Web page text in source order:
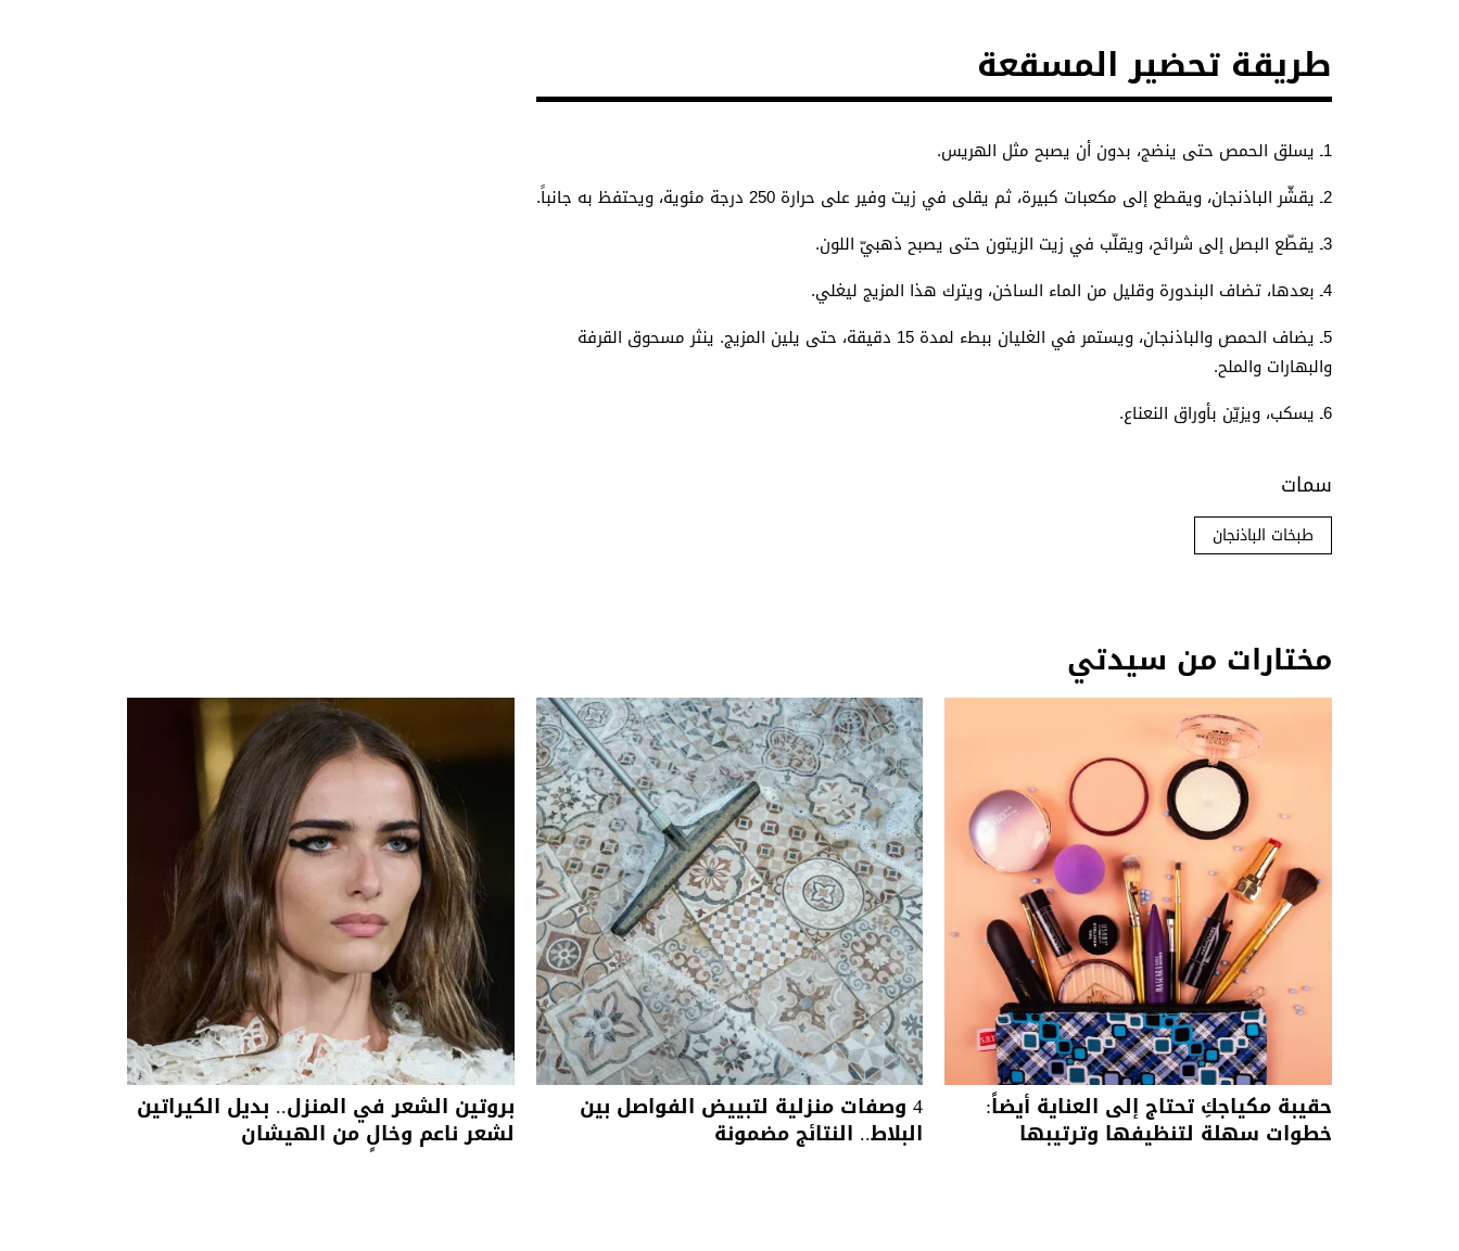
طريقة تحضير المسقعة
1ـ يسلق الحمص حتى ينضج، بدون أن يصبح مثل الهريس.
2ـ يقشّر الباذنجان، ويقطع إلى مكعبات كبيرة، ثم يقلى في زيت وفير على حرارة 250 درجة مئوية، ويحتفظ به جانباً
.
3ـ يقطّع البصل إلى شرائح، ويقلّب في زيت الزيتون حتى يصبح ذهبيّ اللون.
4ـ بعدها، تضاف البندورة وقليل من الماء الساخن، ويترك هذا المزيج ليغلي.
5
ـ يضاف الحمص والباذنجان، ويستمر في الغليان ببطء لمدة 15 دقيقة، حتى يلين المزيج. ينثر مسحوق القرفة
والبهارات والملح.
6ـ يسكب، ويزيّن بأوراق النعناع.
سمات
طبخات الباذنجان
مختارات من سيدتي
حقيبة مكياجكِ تحتاج إلى العناية أيضاً:
خطوات سهلة لتنظيفها وترتيبها
4 وصفات منزلية لتبييض الفواصل بين
البلاط.. النتائج مضمونة
بروتين الشعر في المنزل.. بديل الكيراتين
لشعر ناعم وخالٍ من الهيشان